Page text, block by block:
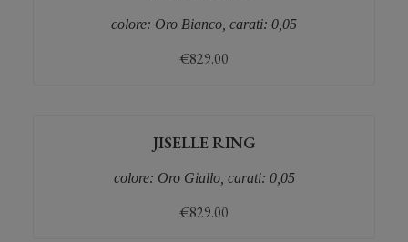
colore: Oro Bianco, carati: 0,05
€829.00
JISELLE RING
colore: Oro Giallo, carati: 0,05
€829.00